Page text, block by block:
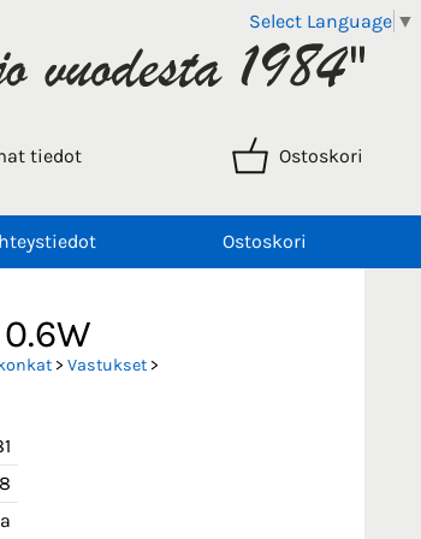
Select Language ▼
tiedot Ostoskori
Ostoskori
> Vastukset>